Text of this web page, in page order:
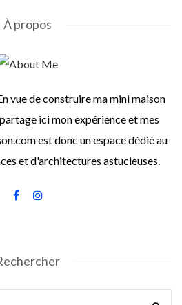
À propos
vue de construire ma mini maison
ici mon expérience et mes
est donc un espace dédié au
et d'architectures astucieuses.